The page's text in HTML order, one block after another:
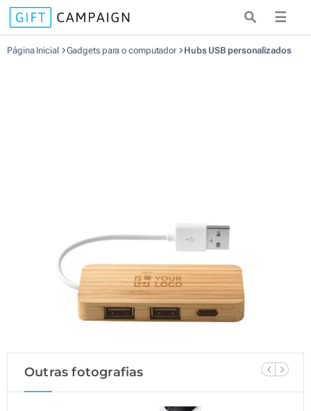
☰
Página Inicial Gadgets para o computador Hubs USB personalizados
Outras fotografias